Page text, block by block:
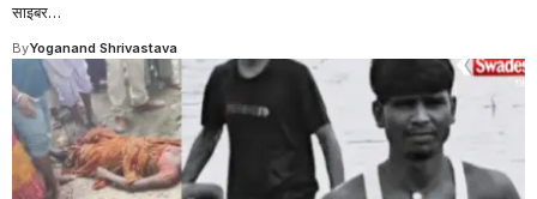
साइबर…
ByYoganand Shrivastava